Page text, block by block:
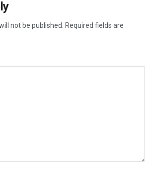
not be published.
Required fields are